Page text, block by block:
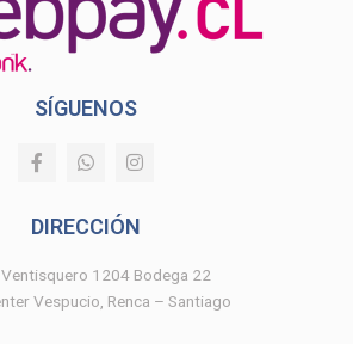
SÍGUENOS
F
a
b
o
k
-
W
h
s
p
p
I
n
a
r
a
m
DIRECCIÓN
Ventisquero 1204 Bodega 22
Vespucio, Renca – Santiago